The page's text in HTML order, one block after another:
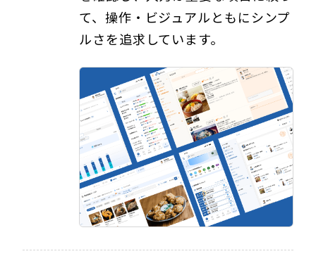
て、操作・ビジュアルともにシンプ
ルさを追求しています。